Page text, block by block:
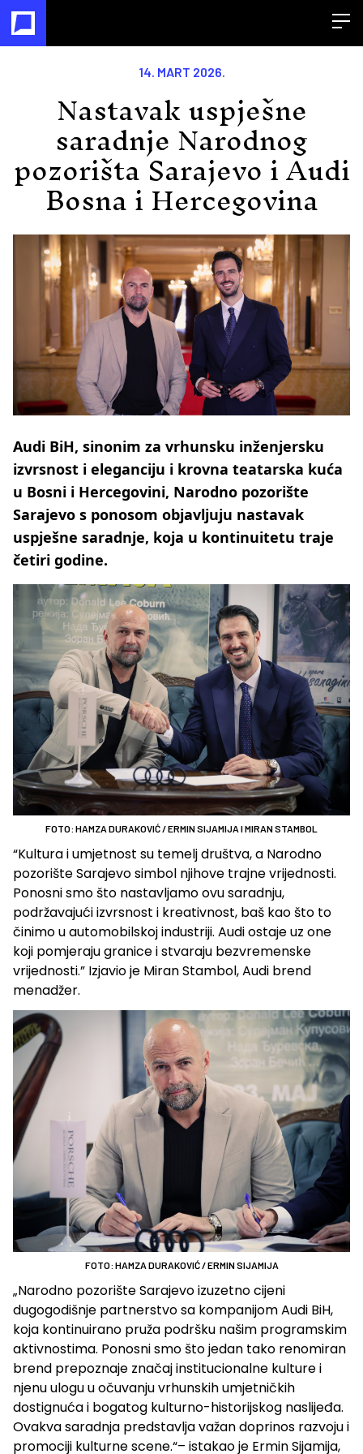
14. MART 2026.
Nastavak uspješne
saradnje Narodnog
pozorišta Sarajevo i Audi
Bosna i Hercegovina
Audi BiH, sinonim za vrhunsku inženjersku
izvrsnost i eleganciju i krovna teatarska kuća
u Bosni i Hercegovini, Narodno pozorište
Sarajevo s ponosom objavljuju nastavak
uspješne saradnje, koja u kontinuitetu traje
četiri godine.
FOTO: HAMZA DURAKOVIĆ / ERMIN SIJAMIJA I MIRAN STAMBOL
“Kultura i umjetnost su temelj društva, a Narodno
pozorište Sarajevo simbol njihove trajne vrijednosti.
Ponosni smo što nastavljamo ovu saradnju,
podržavajući izvrsnost i kreativnost, baš kao što to
činimo u automobilskoj industriji. Audi ostaje uz one
koji pomjeraju granice i stvaraju bezvremenske
vrijednosti.” Izjavio je Miran Stambol, Audi brend
menadžer.
FOTO: HAMZA DURAKOVIĆ / ERMIN SIJAMIJA
„Narodno pozorište Sarajevo izuzetno cijeni
dugogodišnje partnerstvo sa kompanijom Audi BiH,
koja kontinuirano pruža podršku našim programskim
aktivnostima. Ponosni smo što jedan tako renomiran
brend prepoznaje značaj institucionalne kulture i
njenu ulogu u očuvanju vrhunskih umjetničkih
dostignuća i bogatog kulturno-historijskog naslijeđa.
Ovakva saradnja predstavlja važan doprinos razvoju i
promociji kulturne scene.“– istakao je Ermin Sijamija,